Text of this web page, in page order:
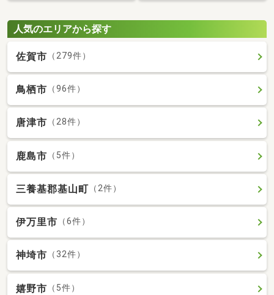
人気のエリアから探す
佐賀市 （279件）
鳥栖市 （96件）
唐津市 （28件）
鹿島市 （5件）
三養基郡基山町 （2件）
伊万里市 （6件）
神埼市 （32件）
嬉野市 （5件）